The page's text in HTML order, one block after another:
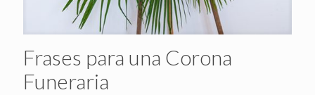
Frases para una Corona
Funeraria